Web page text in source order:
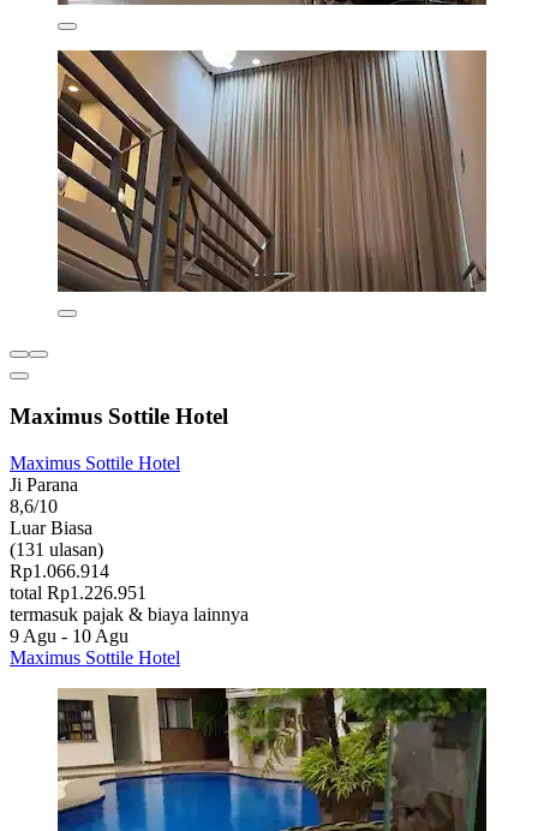
Maximus Sottile Hotel
Maximus Sottile Hotel
Ji Parana
8,6/10
Luar Biasa
(131 ulasan)
Rp1.066.914
total Rp1.226.951
termasuk pajak & biaya lainnya
9 Agu - 10 Agu
Maximus Sottile Hotel